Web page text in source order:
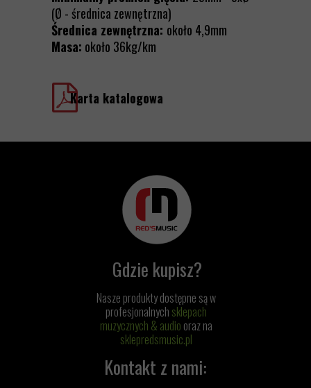
(Ø - średnica zewnętrzna)
Średnica zewnętrzna: około 4,9mm
Masa: około 36kg/km
Karta katalogowa
Nasze produkty dostępne są w
profesjonalnych sklepach
muzycznych & audio oraz na
sklepredsmusic.pl
Gdzie kupisz?
Kontakt z nami: